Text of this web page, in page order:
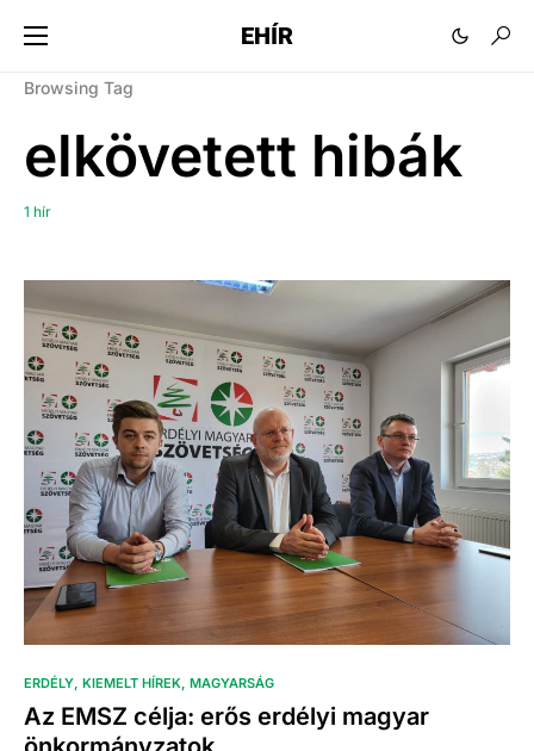
EHÍR
Browsing Tag
elkövetett hibák
1 hír
ERDÉLY KIEMELT HÍREK MAGYARSÁG
Az EMSZ célja: erős erdélyi magyar